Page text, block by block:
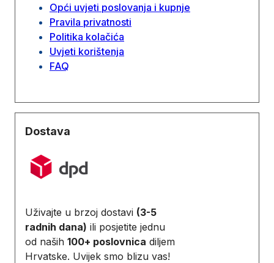
Opći uvjeti poslovanja i kupnje
Pravila privatnosti
Politika kolačića
Uvjeti korištenja
FAQ
Dostava
Uživajte u brzoj dostavi (3-5
radnih dana) ili posjetite jednu
od naših 100+ poslovnica diljem
Hrvatske. Uvijek smo blizu vas!